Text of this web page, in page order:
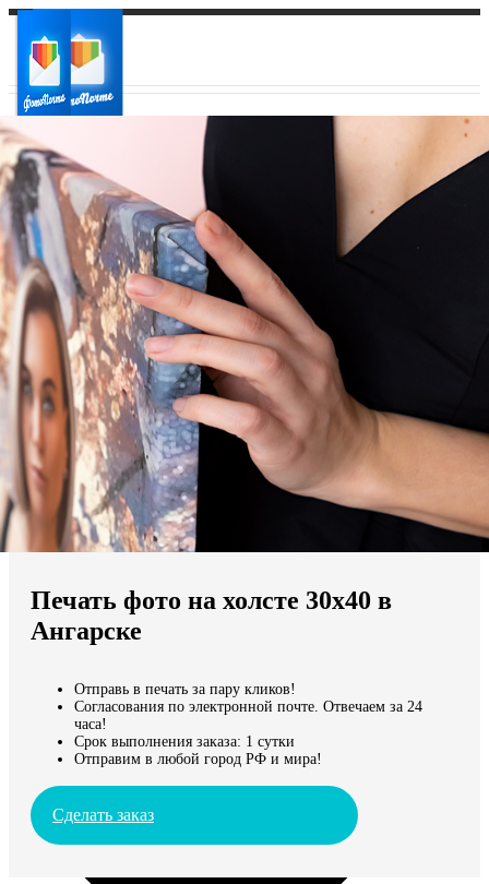
Ваш город:
Ваш регион доставки
Выберите из списка:
Мы доставляем по всему миру
Продолжить без города
Печать фото на холсте 30х40 в
Ангарске
Отправь в печать за пару кликов!
Согласования по электронной почте. Отвечаем за 24
часа!
Срок выполнения заказа: 1 сутки
Отправим в любой город РФ и мира!
Сделать заказ